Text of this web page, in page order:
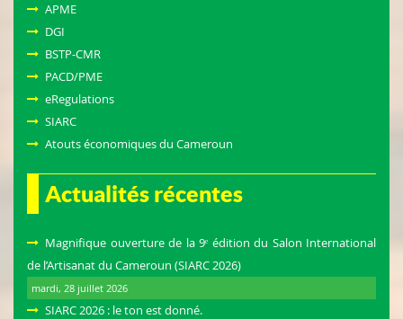
APME
DGI
BSTP-CMR
PACD/PME
eRegulations
SIARC
Atouts économiques du Cameroun
Actualités récentes
Magnifique ouverture de la 9ᵉ édition du Salon International
de l’Artisanat du Cameroun (SIARC 2026)
mardi, 28 juillet 2026
SIARC 2026 : le ton est donné.